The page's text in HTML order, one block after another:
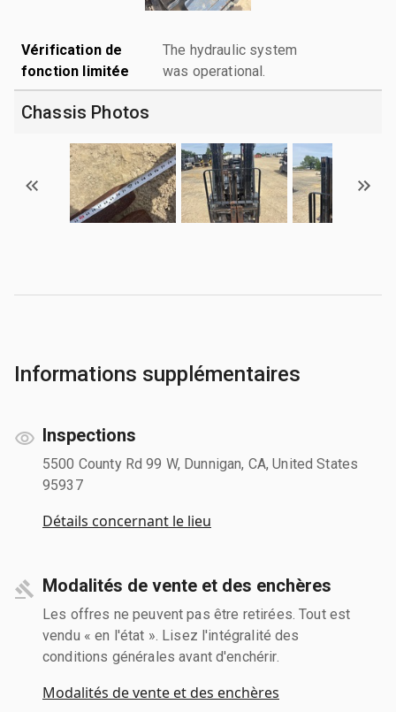
Vérification de
fonction limitée
The hydraulic system
was operational.
Chassis Photos
Informations supplémentaires
Inspections
5500 County Rd 99 W, Dunnigan, CA, United States
95937
Détails concernant le lieu
Modalités de vente et des enchères
Les offres ne peuvent pas être retirées. Tout est
vendu « en l'état ». Lisez l'intégralité des
conditions générales avant d'enchérir.
Modalités de vente et des enchères